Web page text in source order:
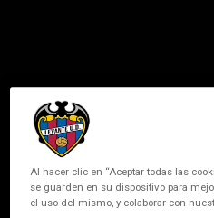
Al hacer clic en “Aceptar todas las
se guarden en su dispositivo para
el uso del mismo, y colaborar con